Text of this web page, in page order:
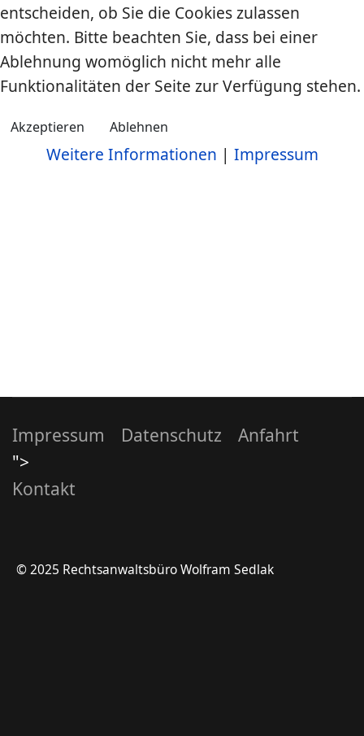
Impressum Datenschutz
Anfahrt
">
Kontakt
© 2025 Rechtsanwaltsbüro Wolfram Sedlak
entscheiden, ob Sie die Cookies zulassen
möchten. Bitte beachten Sie, dass bei einer
Ablehnung womöglich nicht mehr alle
Funktionalitäten der Seite zur Verfügung stehen.
Akzeptieren Ablehnen
Weitere Informationen | Impressum